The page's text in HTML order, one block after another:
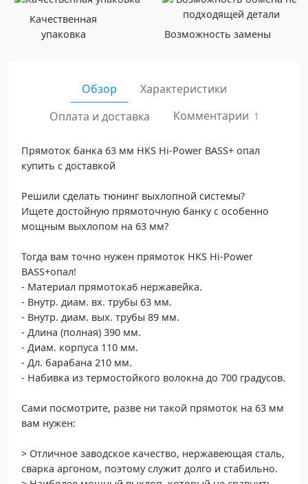
Качественная
упаковка
Возможность замены
Обзор
Характеристики
Оплата и доставка
Комментарии 1
Прямоток банка 63 мм HKS Hi-Power BASS+ опал
купить с доставкой
Решили сделать тюнинг выхлопной системы?
Ищете достойную прямоточную банку с особенно
мощным выхлопом на 63 мм?
Тогда вам точно нужен прямоток HKS Hi-Power
BASS+опал!
- Материал прямотока6 нержавейка.
- Внутр. диам. вх. трубы 63 мм.
- Внутр. диам. вых. трубы 89 мм.
- Длина (полная) 390 мм.
- Диам. корпуса 110 мм.
- Дл. барабана 210 мм.
- Набивка из термостойкого волокна до 700 градусов.
Сами посмотрите, разве ни такой прямоток на 63 мм
вам нужен:
> Отличное заводское качество, нержавеющая сталь,
сварка аргоном, поэтому служит долго и стабильно.